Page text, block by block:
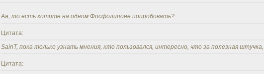
Аа, то есть хотите на одном Фосфолипоне попробовать?
Цитата:
SainT, пока только узнать мнения, кто пользовался, интересно, что за полезная
Цитата: